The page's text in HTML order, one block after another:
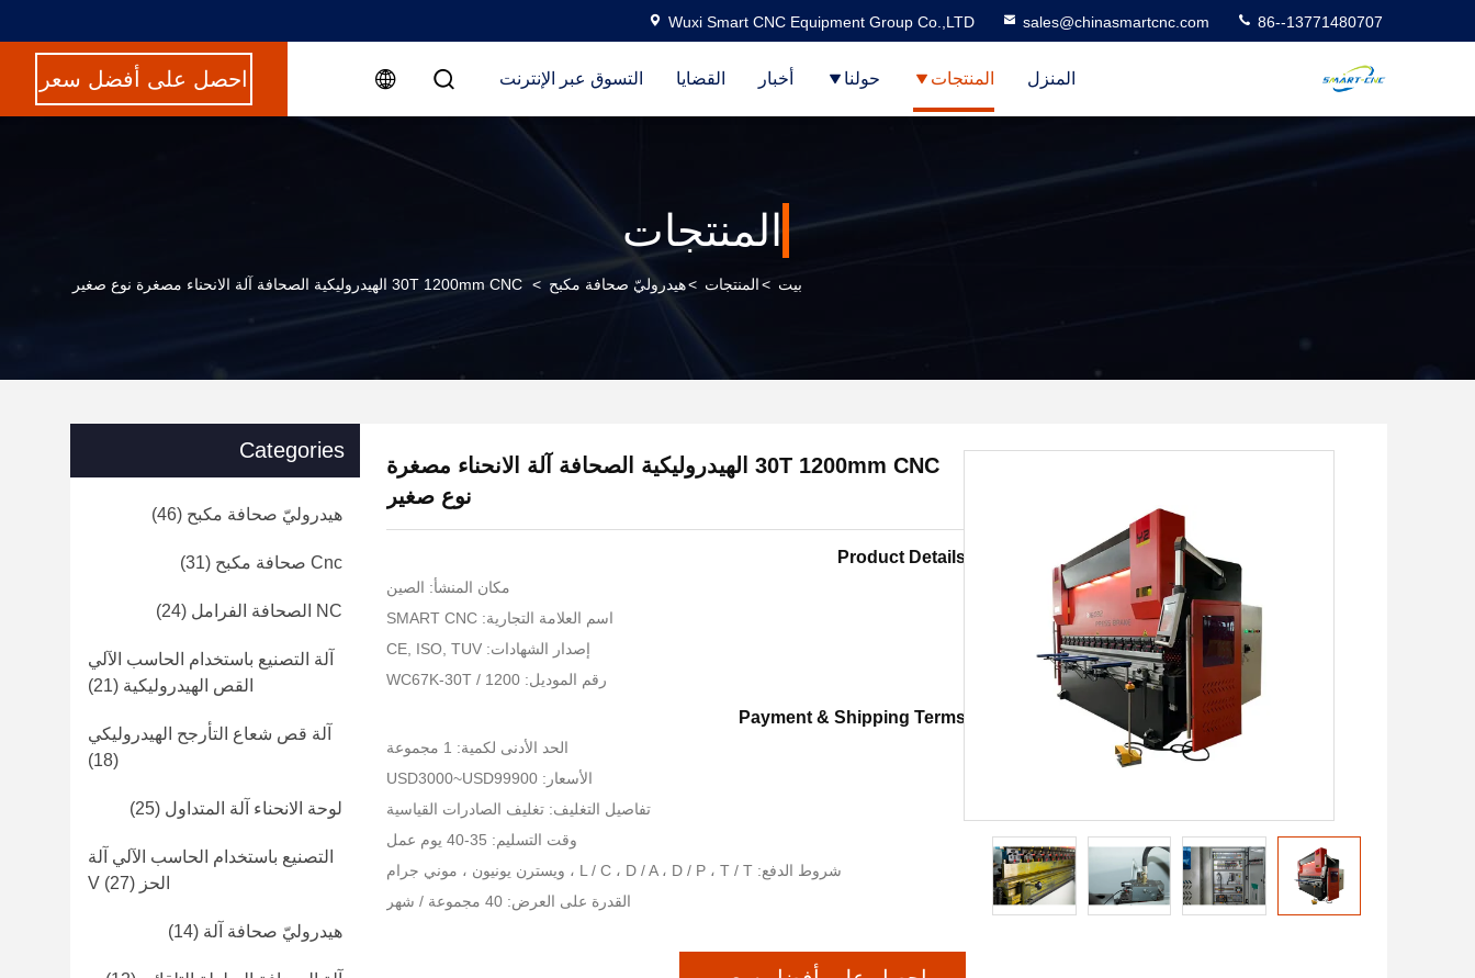
Wuxi Smart CNC Equipment Group Co.,LTD sales@chinasmartcnc.com 86--13771480707
المنزل المنتجات حولنا أخبار القضايا التسوق عبر الإنترنت احصل على أفضل سعر
المنتجات
بيت >المنتجات >هيدروليّ صحافة مكبح > 30T 1200mm CNC الهيدروليكية الصحافة آلة الانحناء مصغرة نوع صغير
30T 1200mm CNC الهيدروليكية الصحافة آلة الانحناء مصغرة
نوع صغير
Product Details
مكان المنشأ: الصين
اسم العلامة التجارية: SMART CNC
إصدار الشهادات: CE, ISO, TUV
رقم الموديل: WC67K-30T / 1200
Payment & Shipping Terms
الحد الأدنى لكمية: 1 مجموعة
الأسعار: USD3000~USD99900
تفاصيل التغليف: تغليف الصادرات القياسية
وقت التسليم: 35-40 يوم عمل
شروط الدفع: L / C ، D / A ، D / P ، T / T ، ويسترن يونيون ، موني جرام
القدرة على العرض: 40 مجموعة / شهر
Categories
هيدروليّ صحافة مكبح (46)
Cnc صحافة مكبح (31)
NC الصحافة الفرامل (24)
آلة التصنيع باستخدام الحاسب الآلي
القص الهيدروليكية (21)
آلة قص شعاع التأرجح الهيدروليكي
(18)
لوحة الانحناء آلة المتداول (25)
التصنيع باستخدام الحاسب الآلي آلة
الحز V (27)
هيدروليّ صحافة آلة (14)